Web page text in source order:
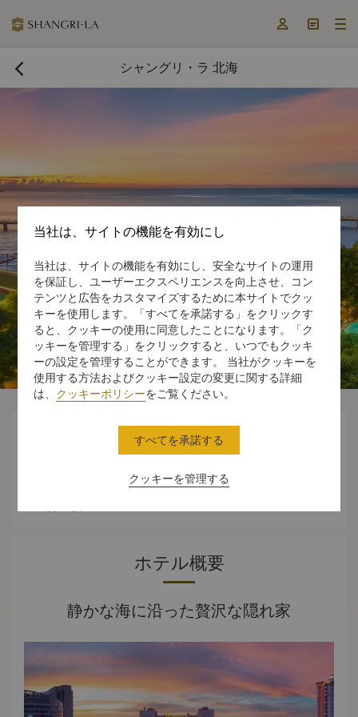
  
 シャングリ・ラ 北海
今すぐ予約する 
 
ホテル概要
静かな海に沿った贅沢な隠れ家
当社は、サイトの機能を有効にし
当社は、サイトの機能を有効にし、安全なサイトの運用
を保証し、ユーザーエクスペリエンスを向上させ、コン
テンツと広告をカスタマイズするために本サイトでクッ
キーを使用します。「すべてを承諾する」をクリックす
ると、クッキーの使用に同意したことになります。「ク
ッキーを管理する」をクリックすると、いつでもクッキ
ーの設定を管理することができます。 当社がクッキーを
使用する方法およびクッキー設定の変更に関する詳細
は、 クッキーポリシーをご覧ください。
クッキーを管理する
すべてを承諾する